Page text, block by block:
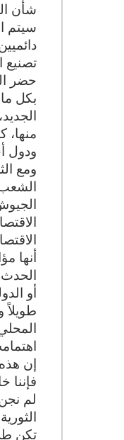
شأن
سيتم
تصنيع
حضر
بكل ما
منها،
ودول
ومع
الشعب
أنها
أو
إن
فإننا
لم
تكن